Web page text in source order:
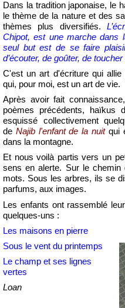
Dans la tradition japonaise, le
le thème de la nature et des
thèmes plus diversifiés.
Chipot, est une marche dans
seul but est de se faire
d’écouter, de goûter, de
C'est un art d'écriture qui
qui, pour moi, est un art de vie.
Après avoir fait
poèmes précédents, haïkus
esquissé collectivement
de Najib l'enfant de la nuit qui
dans la montagne.
Et nous voilà partis vers un
sens en alerte. Sur le chemin
mots. Sous les arbres, ils se
parfums, aux images.
Les enfants ont rassemblé
quelques-uns :
Les maisons en pierre
Sous le vent du printemps
Le champ et ses lignes
vertes
Loan